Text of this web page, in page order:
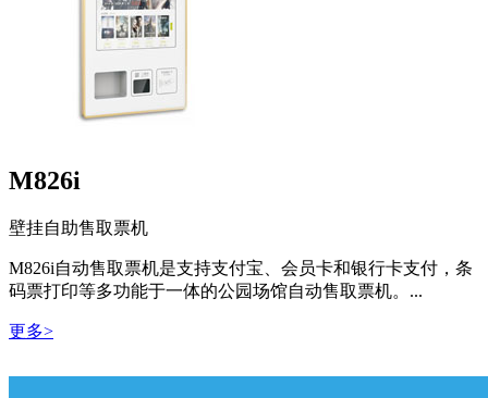
M826i
壁挂自助售取票机
M826i自动售取票机是支持支付宝、会员卡和银行卡支付，条
码票打印等多功能于一体的公园场馆自动售取票机。...
更多>